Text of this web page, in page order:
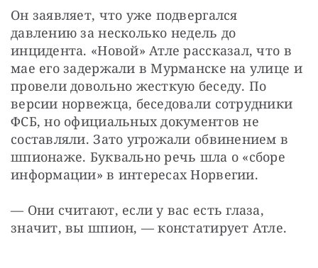
Он заявляет, что уже подвергался
давлению за несколько недель до
инцидента. «Новой» Атле рассказал, что в
мае его задержали в Мурманске на улице и
провели довольно жесткую беседу. По
версии норвежца, беседовали сотрудники
ФСБ, но официальных документов не
составляли. Зато угрожали обвинением в
шпионаже. Буквально речь шла о «сборе
информации» в интересах Норвегии.
— Они считают, если у вас есть глаза,
значит, вы шпион, — констатирует Атле.